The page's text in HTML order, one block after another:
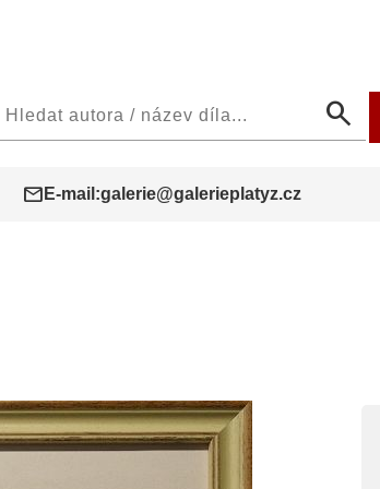
search
mail E-mail:galerie@galerieplatyz.cz